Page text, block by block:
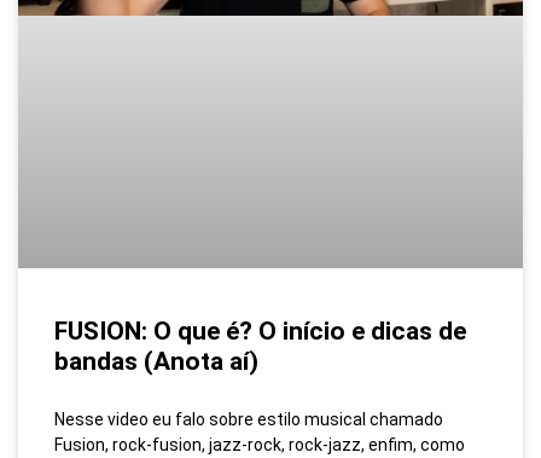
FUSION: O que é? O início e dicas de
bandas (Anota aí)
Nesse video eu falo sobre estilo musical chamado
Fusion, rock-fusion, jazz-rock, rock-jazz, enfim, como